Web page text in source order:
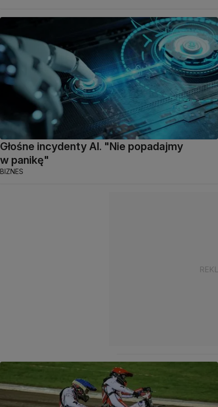
Głośne incydenty AI. "Nie popadajmy
w panikę"
BIZNES